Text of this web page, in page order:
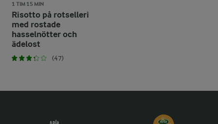
1 TIM 15 MIN
Risotto på rotselleri
med rostade
hasselnötter och
ädelost
(47)